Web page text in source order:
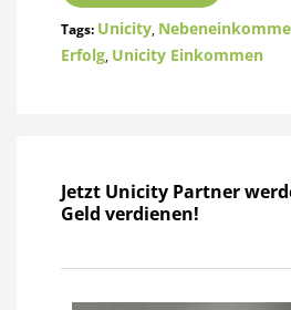
Tags: Unicity,
Erfolg, Unicity Einkommen
Jetzt Unicity Partner
Geld verdienen!